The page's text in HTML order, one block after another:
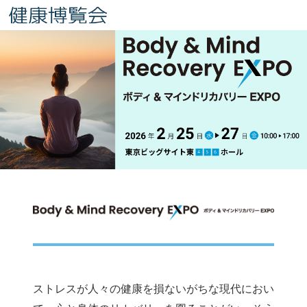
ストレスが人々の健康を損ないがちな現代におい